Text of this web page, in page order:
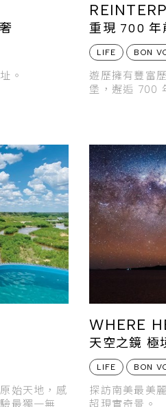
。
重現 700 年
LIFE BON
遊歷擁有豐富
堡，邂逅 700
始天地，感
最獨一無
WHERE
天空之鏡 極
LIFE BON
探訪南美最美
超現實奇景。